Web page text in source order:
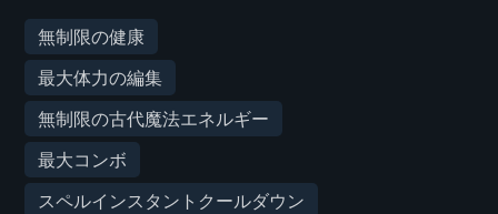
無制限の健康
最大体力の編集
無制限の古代魔法エネルギー
最大コンボ
スペルインスタントクールダウン